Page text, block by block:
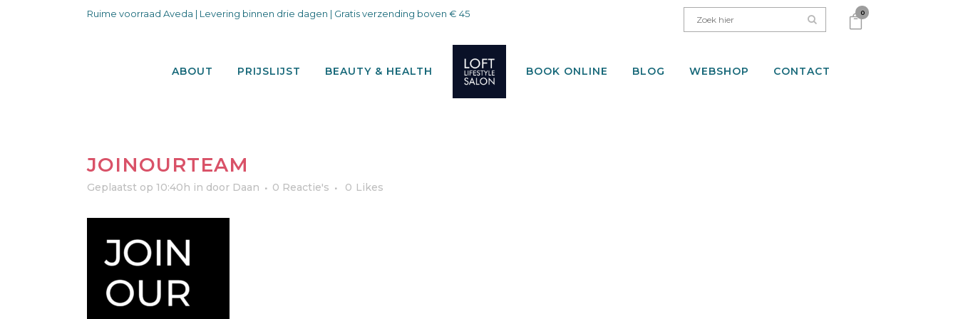
Ruime voorraad Aveda | Levering binnen drie dagen | Gratis verzending boven € 45 0
ABOUT PRIJSLIJST BEAUTY & HEALTH BOOK ONLINE BLOG WEBSHOP CONTACT
JOINOURTEAM
Geplaatst op 10:40h in door Daan 0 Reactie's 0 Likes